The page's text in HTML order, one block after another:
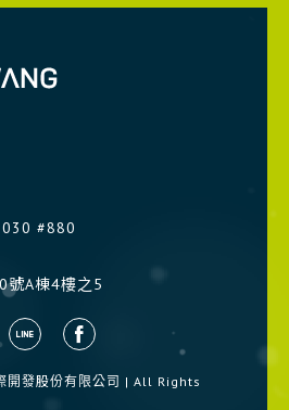
#880
號A棟4樓之5
發股份有限公司 | All Rights